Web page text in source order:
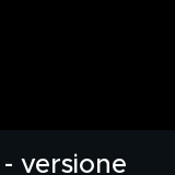
versione